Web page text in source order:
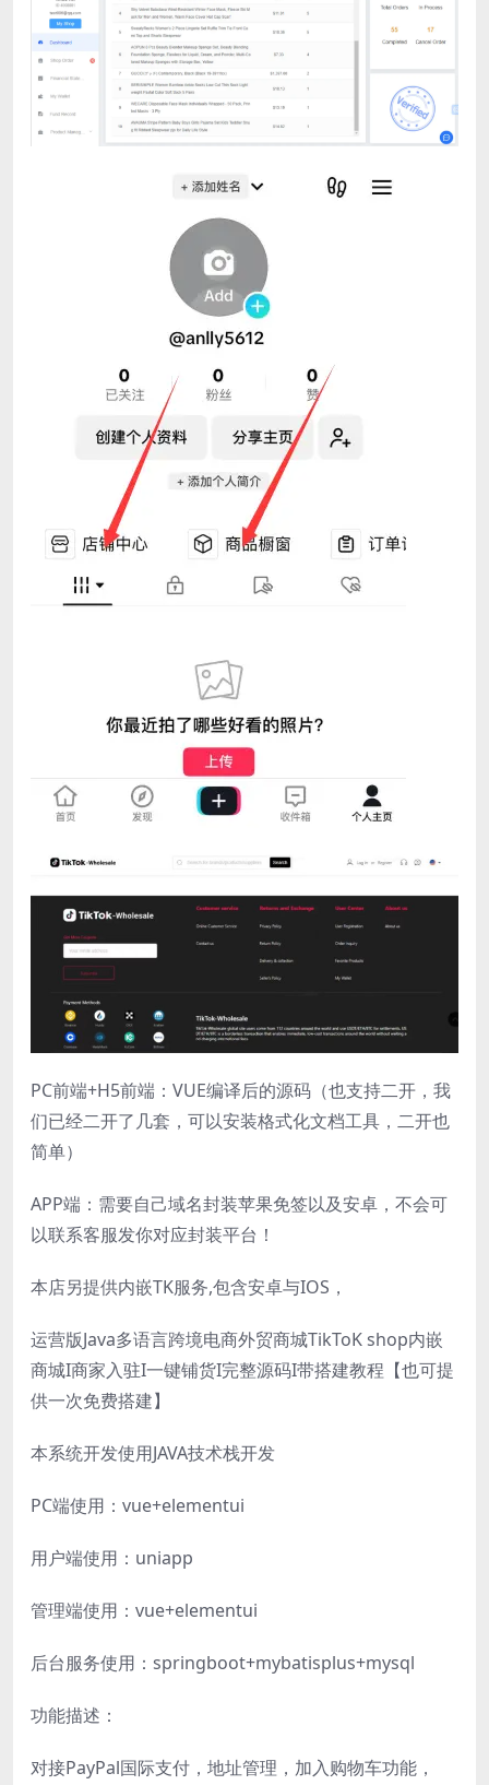
PC前端+H5前端：VUE编译后的源码（也支持二开，我
们已经二开了几套，可以安装格式化文档工具，二开也
简单）
APP端：需要自己域名封装苹果免签以及安卓，不会可
以联系客服发你对应封装平台！
本店另提供内嵌TK服务,包含安卓与IOS，
运营版Java多语言跨境电商外贸商城TikToK shop内嵌
商城I商家入驻I一键铺货I完整源码I带搭建教程【也可提
供一次免费搭建】
本系统开发使用JAVA技术栈开发
PC端使用：vue+elementui
用户端使用：uniapp
管理端使用：vue+elementui
后台服务使用：springboot+mybatisplus+mysql
功能描述：
对接PayPal国际支付，地址管理，加入购物车功能，